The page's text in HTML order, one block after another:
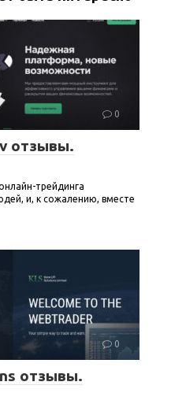
0
отзывы.
трейдинга
и, к сожалению, вместе
0
отзывы.